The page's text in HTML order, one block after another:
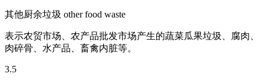
其他厨余垃圾 other food waste
表示农贸市场、农产品批发市场产生的蔬菜瓜果垃圾、腐肉、
肉碎骨、水产品、畜禽内脏等。
3.5